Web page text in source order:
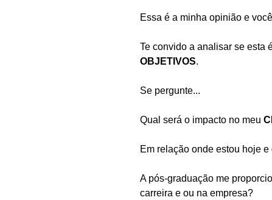
Essa é a minha opinião e
Te convido a analisar se esta
OBJETIVOS.
Se pergunte...
Qual será o impacto no meu
Em relação onde estou hoje e
A pós-graduação me
carreira e ou na empresa?